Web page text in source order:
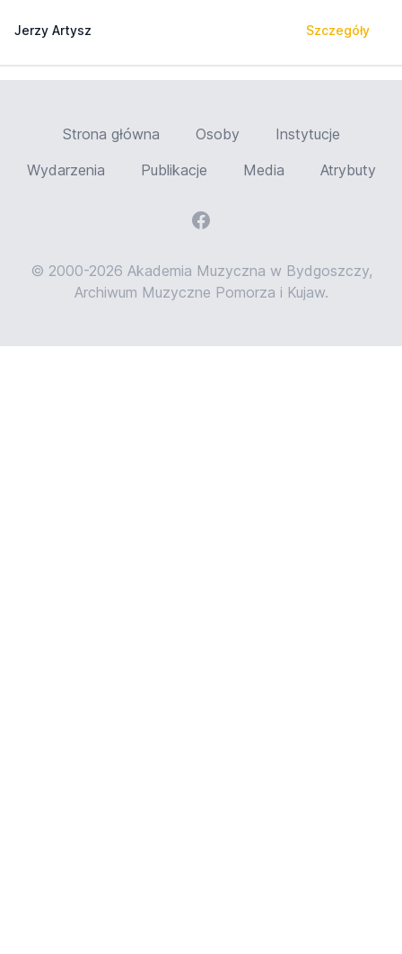
Jerzy Artysz Szczegóły
Strona główna Osoby
Instytucje
Wydarzenia
Publikacje Media Atrybuty
© 2000-2026 Akademia Muzyczna w Bydgoszczy,
Archiwum Muzyczne Pomorza i Kujaw.